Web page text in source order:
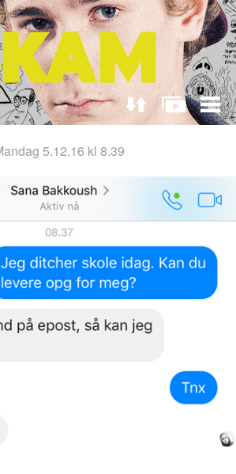
mandag 5.12.16 kl 8.39